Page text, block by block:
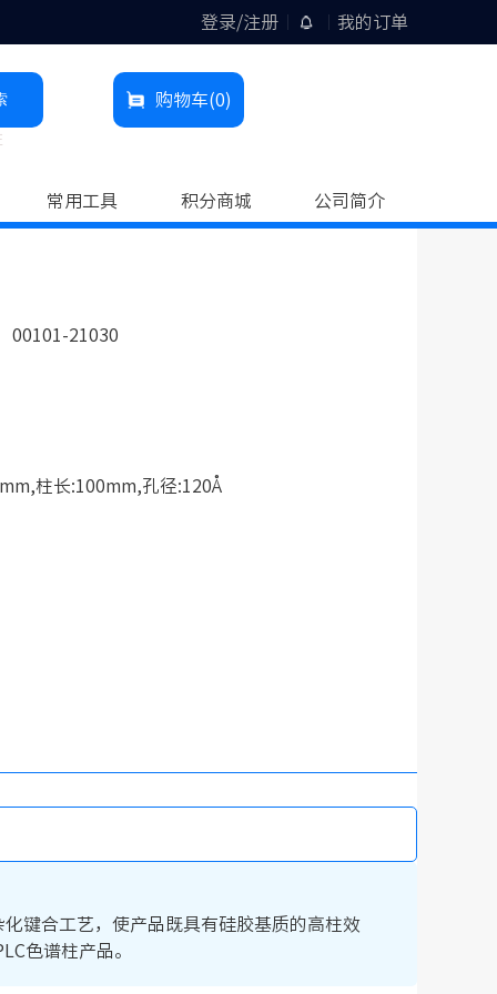
登录/注册 我的订单
购物车(0)
常用工具 积分商城 公司简介
00101-21030
柱长:100mm,孔径:120Å
键合工艺，使产品既具有硅胶基质的高柱效
色谱柱产品。